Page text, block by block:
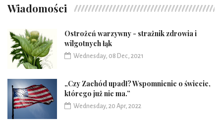
Wiadomości
Ostrożeń warzywny - strażnik zdrowia i
wilgotnych łąk
Wednesday, 08 Dec, 2021
„Czy Zachód upadł? Wspomnienie o świecie,
którego już nie ma.”
Wednesday, 20 Apr, 2022